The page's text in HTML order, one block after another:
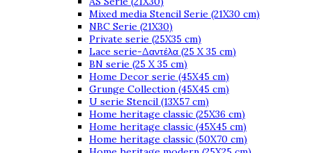
Mixed media Stencil Serie (21X30 cm)
NBC Serie (21X30)
Private serie (25X35 cm)
Lace serie-Δαντέλα (25 X 35 cm)
BN serie (25 X 35 cm)
Home Decor serie (45X45 cm)
Grunge Collection (45X45 cm)
U serie Stencil (13X57 cm)
Home heritage classic (25X36 cm)
Home heritage classic (45X45 cm)
Home heritage classic (50X70 cm)